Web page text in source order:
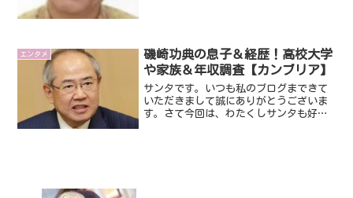
エンタメ
磯崎功典の息子＆経歴！高校大学
や家族＆年収調査【カンブリア】
サンタです。いつも私のブログまできて
いただきまして誠にありがとうございま
す。さて今回は、わたくしサンタも好き